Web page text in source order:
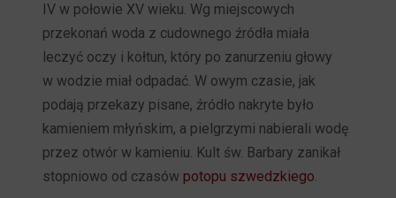
IV w połowie XV wieku. Wg miejscowych
przekonań woda z cudownego źródła miała
leczyć oczy i kołtun, który po zanurzeniu głowy
w wodzie miał odpadać. W owym czasie, jak
podają przekazy pisane, źródło nakryte było
kamieniem młyńskim, a pielgrzymi nabierali wodę
przez otwór w kamieniu. Kult św. Barbary zanikał
stopniowo od czasów potopu szwedzkiego.